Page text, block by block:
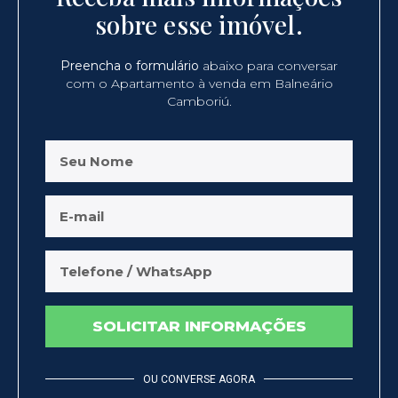
sobre esse imóvel.
Preencha o formulário abaixo para conversar
com o Apartamento à venda em Balneário
Camboriú.
SOLICITAR INFORMAÇÕES
OU CONVERSE AGORA